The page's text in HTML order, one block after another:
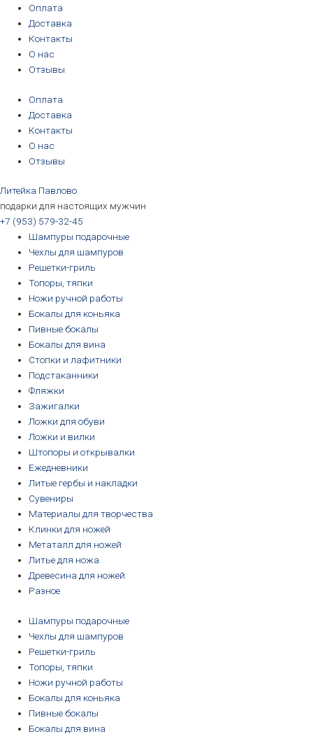
Перейти
содержимому
Оплата
Доставка
Контакты
О нас
Отзывы
Оплата
Доставка
Контакты
О нас
Отзывы
Литейка Павлово
подарки для настоящих мужчин
+7 (953) 579-32-45
Шампуры подарочные
Чехлы для шампуров
Решетки-гриль
Топоры, тяпки
Ножи ручной работы
Бокалы для коньяка
Пивные бокалы
Бокалы для вина
Стопки и лафитники
Подстаканники
Фляжки
Зажигалки
Ложки для обуви
Ложки и вилки
Штопоры и открывалки
Ежедневники
Литые гербы и накладки
Сувениры
Материалы для творчества
Клинки для ножей
Метаталл для ножей
Литье для ножа
Древесина для ножей
Разное
Шампуры подарочные
Чехлы для шампуров
Решетки-гриль
Топоры, тяпки
Ножи ручной работы
Бокалы для коньяка
Пивные бокалы
Бокалы для вина